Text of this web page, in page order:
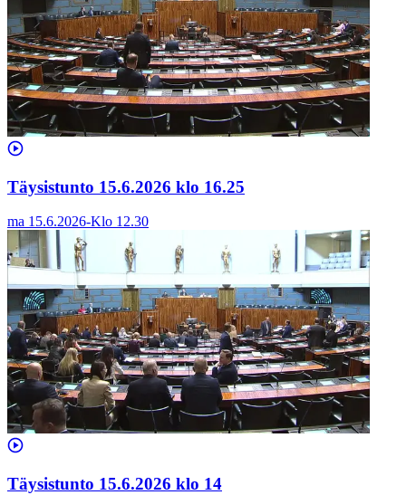
Täysistunto 15.6.2026 klo 16.25
ma 15.6.2026-Klo 12.30
Täysistunto 15.6.2026 klo 14